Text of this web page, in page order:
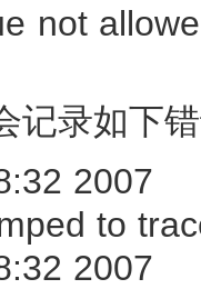
not
记录如下
2007
to
2007